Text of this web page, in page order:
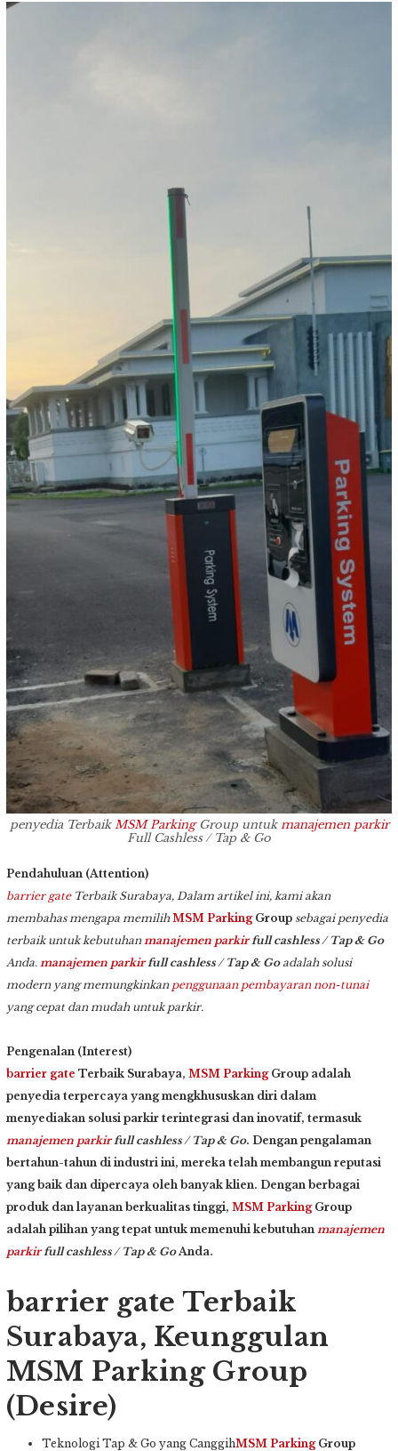
penyedia TerbaikMSM ParkingGroup untukmanajemen parkir
Full Cashless / Tap & Go
Pendahuluan (Attention)
barrier gateTerbaik Surabaya, Dalam artikel ini, kami akan
membahas mengapa memilih MSM ParkingGroup sebagai penyedia
terbaik untuk kebutuhanmanajemen parkirfull cashless / Tap & Go
Anda. manajemen parkirfull cashless / Tap & Goadalah solusi
modern yang memungkinkan penggunaan pembayaran non-tunai
yang cepat dan mudah untuk parkir.
Pengenalan (Interest)
barrier gate Terbaik Surabaya, MSM ParkingGroup adalah
penyedia terpercaya yang mengkhususkan diri dalam
menyediakan solusi parkir terintegrasi dan inovatif, termasuk
manajemen parkirfull cashless / Tap & Go. Dengan pengalaman
bertahun-tahun di industri ini, mereka telah membangun reputasi
yang baik dan dipercaya oleh banyak klien. Dengan berbagai
produk dan layanan berkualitas tinggi, MSM ParkingGroup
adalah pilihan yang tepat untuk memenuhi kebutuhan manajemen
parkirfull cashless / Tap & GoAnda.
barrier gate Terbaik
Surabaya, Keunggulan
MSM Parking Group
(Desire)
Teknologi Tap & Go yang CanggihMSM ParkingGroup